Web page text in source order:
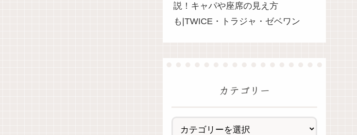
説！キャパや座席の見え方
も|TWICE・トラジャ・ゼベワン
カテゴリー